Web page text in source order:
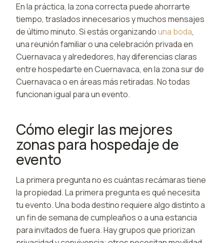
En la práctica, la zona correcta puede ahorrarte
tiempo, traslados innecesarios y muchos mensajes
de último minuto. Si estás organizandouna boda,
una reunión familiar o una celebración privada en
Cuernavaca y alrededores, hay diferencias claras
entre hospedarte en Cuernavaca, en la zona sur de
Cuernavaca o en áreas más retiradas. No todas
funcionan igual para un evento.
Cómo elegir las mejores
zonas para hospedaje de
evento
La primera pregunta no es cuántas recámaras tiene
la propiedad. La primera pregunta es qué necesita
tu evento. Una boda destino requiere algo distinto a
un fin de semana de cumpleaños o a una estancia
para invitados de fuera. Hay grupos que priorizan